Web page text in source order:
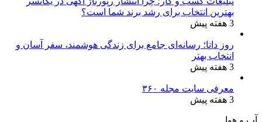
بهترین انتخاب برای رشد برند شما است؟
3 هفته پیش
روز داتا؛ رسانه‌ای جامع برای زندگی هوشمند، سفر آسان و
انتخاب بهتر
3 هفته پیش
معرفی سایت مجله ۳۶۰
3 هفته پیش
آب و هوا